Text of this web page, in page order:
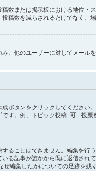
数または掲示板における地位
数を減らされるだけでなく、
、他のユーザーに対してメール
ボタンをクリックしてくださ
す。例、トピック投稿: 可、投票
ることはできません。編集を
る記事が誰かから既に返信さ
編集したかについての足跡を